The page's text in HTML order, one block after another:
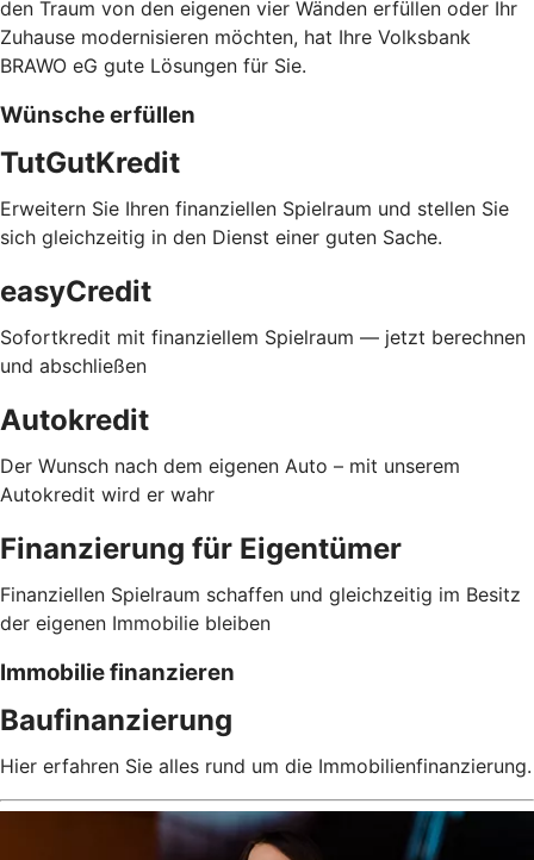
den Traum von den eigenen vier Wänden erfüllen oder Ihr
Zuhause modernisieren möchten, hat Ihre Volksbank
BRAWO eG gute Lösungen für Sie.
Wünsche erfüllen
TutGutKredit
Erweitern Sie Ihren finanziellen Spielraum und stellen Sie
sich gleichzeitig in den Dienst einer guten Sache.
easyCredit
Sofortkredit mit finanziellem Spielraum — jetzt berechnen
und abschließen
Autokredit
Der Wunsch nach dem eigenen Auto – mit unserem
Autokredit wird er wahr
Finanzierung für Eigentümer
Finanziellen Spielraum schaffen und gleichzeitig im Besitz
der eigenen Immobilie bleiben
Immobilie finanzieren
Baufinanzierung
Hier erfahren Sie alles rund um die Immobilienfinanzierung.